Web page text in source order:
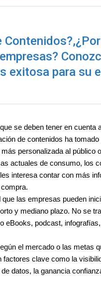
exitosa para su
se deben tener en cuenta
de contenidos ha
personalizada al público
actuales de consumo, los
interesa contar con más
las empresas pueden
y mediano plazo. No se
eBooks, podcast,
el mercado o las metas
factores clave como la
datos, la ganancia